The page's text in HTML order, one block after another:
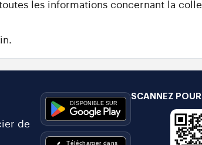
les informations concernant la
de
SCANNEZ